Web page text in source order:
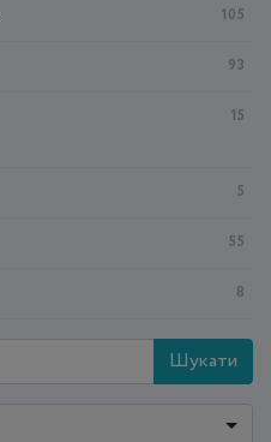
105
93
15
5
55
8
Шукати